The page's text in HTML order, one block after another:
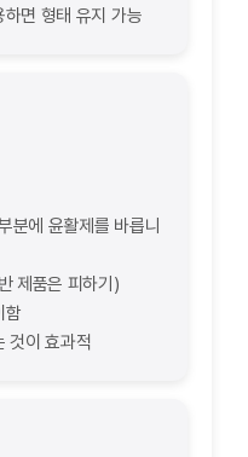
면 형태 유지 가능
분에 윤활제를 바릅니
제품은 피하기)
함
것이 효과적